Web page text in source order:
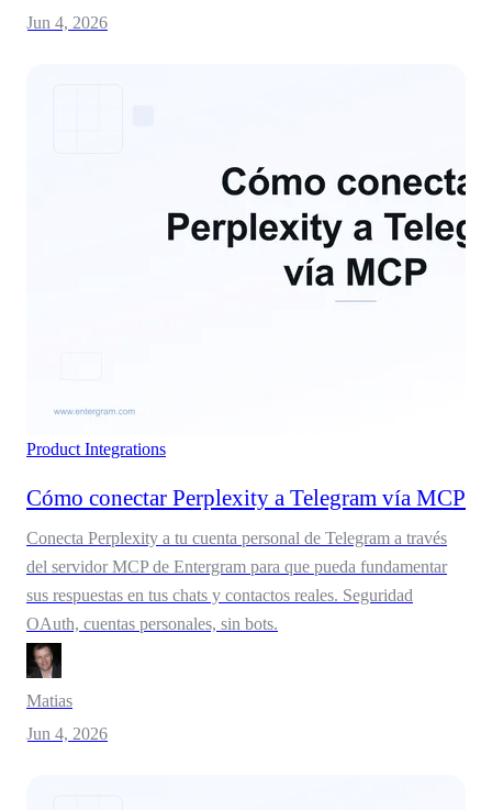
Jun 4, 2026
Product Integrations
Cómo conectar Perplexity a Telegram vía MCP
Conecta Perplexity a tu cuenta personal de Telegram a través
del servidor MCP de Entergram para que pueda fundamentar
sus respuestas en tus chats y contactos reales. Seguridad
OAuth, cuentas personales, sin bots.
Matias
Jun 4, 2026